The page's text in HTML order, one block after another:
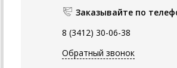
Заказывайте по
8 (3412) 30-06-38
Обратный звонок